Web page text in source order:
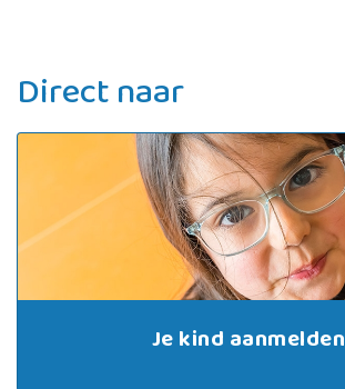
Direct naar
Je kind aanmelden